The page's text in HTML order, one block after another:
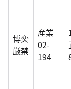
博奕
厳禁
産業
02-
194